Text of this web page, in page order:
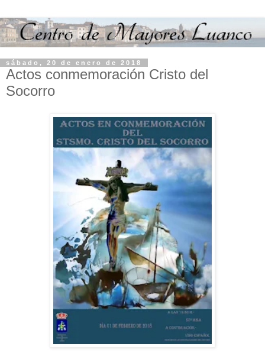
sábado, 20 de enero de 2018
Actos conmemoración Cristo del
Socorro